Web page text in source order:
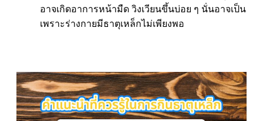
อาจเกิดอาการหน้ามืด วิงเวียนขึ้นบ่อย ๆ นั่นอาจเป็น
เพราะร่างกายมีธาตุเหล็กไม่เพียงพอ